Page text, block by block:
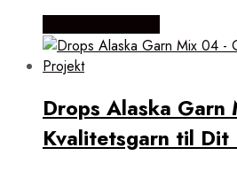
Drops Alaska
Kvalitetsgarn til Dit